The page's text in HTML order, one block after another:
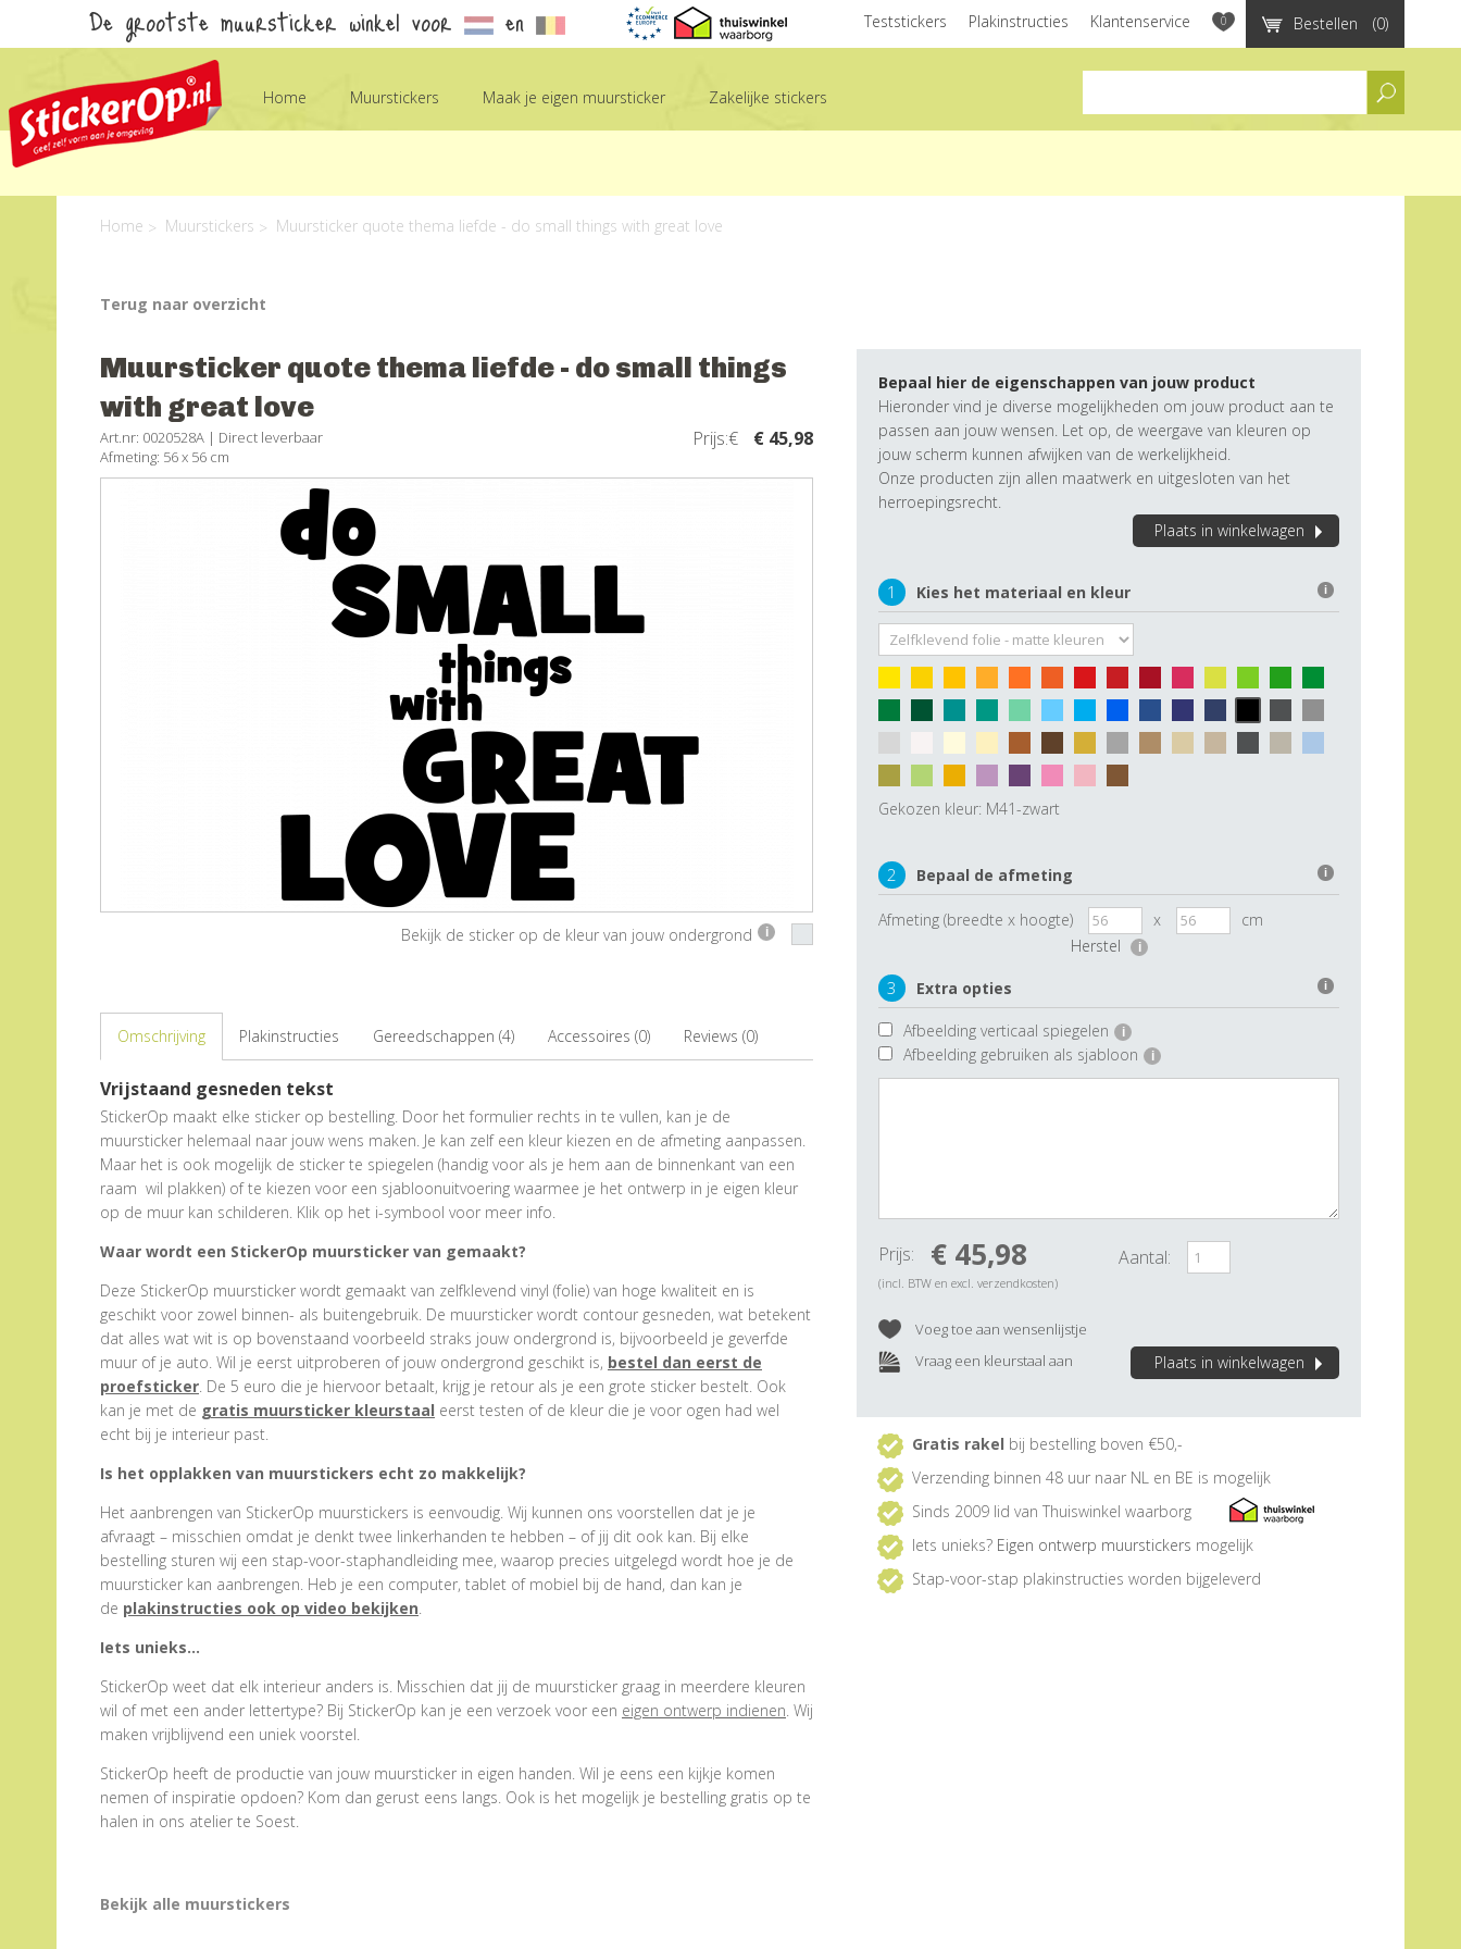
De grootste muursticker winkel voor en Bestellen (0)
Teststickers Plakinstructies Klantenservice 0
Home Muurstickers Maak je eigen muursticker Zakelijke stickers
Home Muurstickers Muursticker quote thema liefde - do small things with great love
Terug naar overzicht
Muursticker quote thema liefde - do small things
with great love
Art.nr: 0020528A | Direct leverbaar
Afmeting: 56 x 56 cm
Prijs:€ € 45,98
Bekijk de sticker op de kleur van jouw ondergrond i
Omschrijving Plakinstructies Gereedschappen (4) Accessoires (0) Reviews (0)
Vrijstaand gesneden tekst
StickerOp maakt elke sticker op bestelling. Door het formulier rechts in te vullen, kan je de
muursticker helemaal naar jouw wens maken. Je kan zelf een kleur kiezen en de afmeting aanpassen.
Maar het is ook mogelijk de sticker te spiegelen (handig voor als je hem aan de binnenkant van een
raam wil plakken) of te kiezen voor een sjabloonuitvoering waarmee je het ontwerp in je eigen kleur
op de muur kan schilderen. Klik op het i-symbool voor meer info.
Waar wordt een StickerOp muursticker van gemaakt?
Deze StickerOp muursticker wordt gemaakt van zelfklevend vinyl (folie) van hoge kwaliteit en is
geschikt voor zowel binnen- als buitengebruik. De muursticker wordt contour gesneden, wat betekent
dat alles wat wit is op bovenstaand voorbeeld straks jouw ondergrond is, bijvoorbeeld je geverfde
muur of je auto. Wil je eerst uitproberen of jouw ondergrond geschikt is, bestel dan eerst de
proefsticker. De 5 euro die je hiervoor betaalt, krijg je retour als je een grote sticker bestelt. Ook
kan je met de gratis muursticker kleurstaal eerst testen of de kleur die je voor ogen had wel
echt bij je interieur past.
Is het opplakken van muurstickers echt zo makkelijk?
Het aanbrengen van StickerOp muurstickers is eenvoudig. Wij kunnen ons voorstellen dat je je
afvraagt – misschien omdat je denkt twee linkerhanden te hebben – of jij dit ook kan. Bij elke
bestelling sturen wij een stap-voor-staphandleiding mee, waarop precies uitgelegd wordt hoe je de
muursticker kan aanbrengen. Heb je een computer, tablet of mobiel bij de hand, dan kan je
de plakinstructies ook op video bekijken.
Iets unieks…
StickerOp weet dat elk interieur anders is. Misschien dat jij de muursticker graag in meerdere kleuren
wil of met een ander lettertype? Bij StickerOp kan je een verzoek voor een eigen ontwerp indienen. Wij
maken vrijblijvend een uniek voorstel.
StickerOp heeft de productie van jouw muursticker in eigen handen. Wil je eens een kijkje komen
nemen of inspiratie opdoen? Kom dan gerust eens langs. Ook is het mogelijk je bestelling gratis op te
halen in ons atelier te Soest.
Bekijk alle muurstickers
Bepaal hier de eigenschappen van jouw product
Hieronder vind je diverse mogelijkheden om jouw product aan te
passen aan jouw wensen. Let op, de weergave van kleuren op
jouw scherm kunnen afwijken van de werkelijkheid.
Onze producten zijn allen maatwerk en uitgesloten van het
herroepingsrecht.
Plaats in winkelwagen
1 Kies het materiaal en kleur i
Gekozen kleur: M41-zwart
2 Bepaal de afmeting i
Afmeting (breedte x hoogte) x
cm
Herstel
i
3 Extra opties i
Afbeelding verticaal spiegelen i
Afbeelding gebruiken als sjabloon i
Plaats in winkelwagen
Prijs: € 45,98
(incl. BTW en excl. verzendkosten)
Aantal:
Voeg toe aan wensenlijstje
Vraag een kleurstaal aan
Gratis rakel bij bestelling boven €50,-
Verzending binnen 48 uur naar NL en BE is mogelijk
Sinds 2009 lid van Thuiswinkel waarborg
Iets unieks? Eigen ontwerp muurstickers mogelijk
Stap-voor-stap plakinstructies worden bijgeleverd